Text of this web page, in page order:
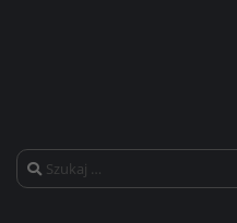
Szukaj: